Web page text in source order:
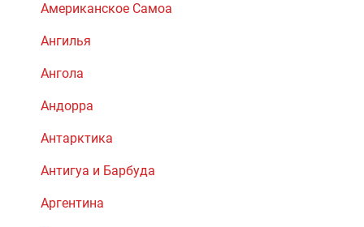
Американское Самоа
Ангилья
Ангола
Андорра
Антарктика
Антигуа и Барбуда
Аргентина